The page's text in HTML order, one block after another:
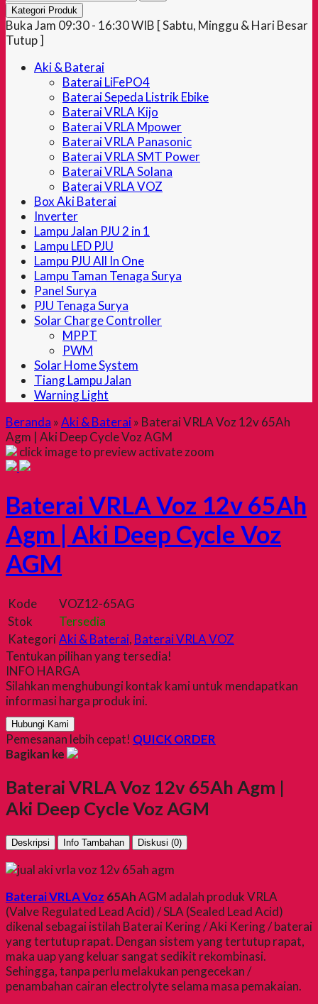
Kategori Produk
Buka Jam 09:30 - 16:30 WIB [ Sabtu, Minggu & Hari Besar
Tutup ]
Aki & Baterai
Baterai LiFePO4
Baterai Sepeda Listrik Ebike
Baterai VRLA Kijo
Baterai VRLA Mpower
Baterai VRLA Panasonic
Baterai VRLA SMT Power
Baterai VRLA Solana
Baterai VRLA VOZ
Box Aki Baterai
Inverter
Lampu Jalan PJU 2 in 1
Lampu LED PJU
Lampu PJU All In One
Lampu Taman Tenaga Surya
Panel Surya
PJU Tenaga Surya
Solar Charge Controller
MPPT
PWM
Solar Home System
Tiang Lampu Jalan
Warning Light
Beranda »Aki & Baterai» Baterai VRLA Voz 12v 65Ah
Agm | Aki Deep Cycle Voz AGM
click image to previewactivate zoom
Baterai VRLA Voz 12v 65Ah
Agm | Aki Deep Cycle Voz
AGM
Kode
VOZ12-65AG
Stok
Tersedia
KategoriAki & Baterai, Baterai VRLA VOZ
Tentukan pilihan yang tersedia!
INFO HARGA
Silahkan menghubungi kontak kami untuk mendapatkan
informasi harga produk ini.
Hubungi Kami
Pemesanan lebih cepat! QUICK ORDER
Bagikan ke
Baterai VRLA Voz 12v 65Ah Agm |
Aki Deep Cycle Voz AGM
Deskripsi Info Tambahan Diskusi (0)
Baterai VRLA Voz 65AhAGM adalah produk VRLA
(Valve Regulated Lead Acid) / SLA (Sealed Lead Acid)
dikenal sebagai istilah Baterai Kering / Aki Kering / baterai
yang tertutup rapat. Dengan sistem yang tertutup rapat,
maka uap yang keluar sangat sedikit rekombinasi.
Sehingga, tanpa perlu melakukan pengecekan /
penambahan cairan electrolyte selama masa pemakaian.